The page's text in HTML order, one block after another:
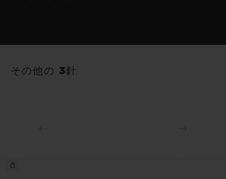
40時間
ストラップ
その他の 3針